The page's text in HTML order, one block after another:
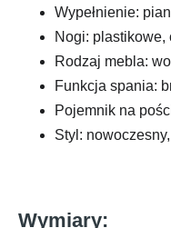
Wypełnienie:
Nogi: plastikowe,
Rodzaj mebla:
Funkcja spania:
Pojemnik na
Styl:
Wymiary: